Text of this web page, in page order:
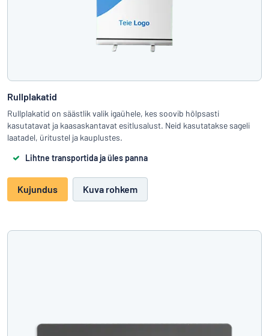
Rullplakatid
Rullplakatid on säästlik valik igaühele, kes soovib hõlpsasti
kasutatavat ja kaasaskantavat esitlusalust. Neid kasutatakse sageli
laatadel, üritustel ja kauplustes.
Lihtne transportida ja üles panna
Kujundus Kuva rohkem